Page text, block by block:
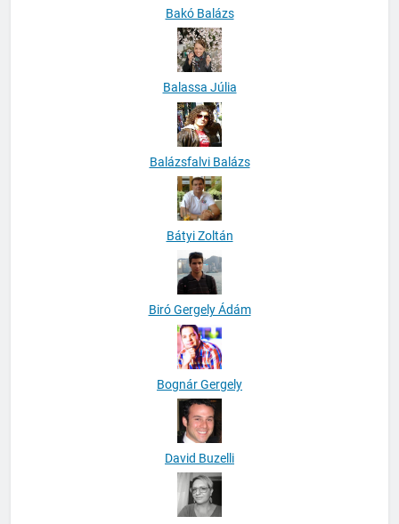
Bakó Balázs
Balassa Júlia
Balázsfalvi Balázs
Bátyi Zoltán
Biró Gergely Ádám
Bognár Gergely
David Buzelli